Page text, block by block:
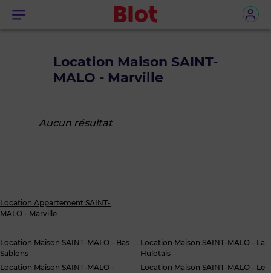
Menu
Location Maison SAINT-
MALO - Marville
Aucun résultat
Location Appartement SAINT-
MALO - Marville
Location Maison SAINT-MALO - Bas
Sablons
Location Maison SAINT-MALO -
Location Maison SAINT-MALO - La
Hulotais
Location Maison SAINT-MALO - Le